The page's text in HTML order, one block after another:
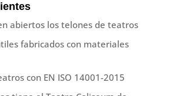
abiertos los telones de teatros
fabricados con materiales
con EN ISO 14001-2015